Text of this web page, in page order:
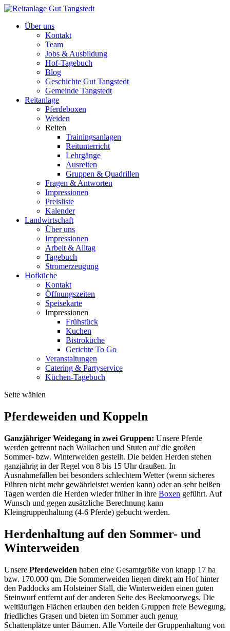
Über uns
Kontakt
Team
Jobs & Ausbildung
Hof-Tagebuch
Blog
Geschichte Gut Tangstedt
Gemeinde Tangstedt
Reitanlage
Pferdeboxen
Weiden
Reiten
Trainingsanlagen
Reitunterricht
Lehrgänge
Ausreiten
Gruppen & Quadrillen
Fragen & Antworten
Impressionen
Preisliste
Kalender
Landwirtschaft
Über uns
Impressionen
Arbeit & Alltag
Tagebuch
Stromerzeugung
Hofküche
Kontakt
Öffnungszeiten
Speisekarte
Impressionen
Frühstück
Kuchen
Bistroküche
Gerichte To Go
Veranstaltungen
Catering & Partyservice
Küchen-Tagebuch
Seite wählen
Pferdeweiden und Koppeln
Ganzjähriger Weidegang in zwei Gruppen: Unsere Pferde
werden getrennt nach Wallachen und Stuten auf die großen
Sommer- bzw. Winterweiden gestellt. Die beiden Herden stehen
ganzjährig in der Regel von 8 bis 15 Uhr draußen. In
Ausnahmefällen bei besonders schlechtem Wetter (wenn sicheres
Führen nicht mehr gewährleistet werden kann) oder an sehr heißen
Tagen werden die Herden wieder früher in ihre Boxen geführt. Auf
Wunsch und gegen zusätzliche Berechnung kann
Kleingruppenhaltung (4-6 Pferde) gebucht werden.
Herdenhaltung auf den Sommer- und
Winterweiden
Unsere Pferdeweiden haben eine Gesamtgröße von knapp 17 ha
bzw. 170.000 qm. Die Sommerweiden liegen direkt am Hof hinter
den Paddocks am Holsteiner Stall, die Winterweiden einen guten
Steinwurf entfernt auf der anderen Seite des Beekmoorwegs. Die
weitläufigen Flächen erlauben den beiden Gruppen freie Bewegung,
friedliches Grasen und bieten im Sommer auch genug
Schattenplätze unter Bäumen. Alle Vorteile der Gruppenhaltung von